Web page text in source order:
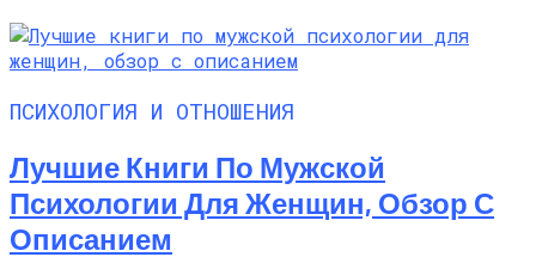
ПСИХОЛОГИЯ И ОТНОШЕНИЯ
Лучшие Книги По Мужской
Психологии Для Женщин, Обзор С
Описанием